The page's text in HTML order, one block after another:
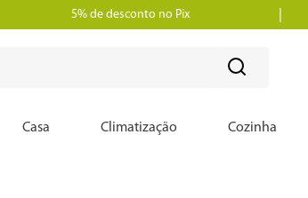
5% de desconto no Pix
Casa Climatização Cozinha